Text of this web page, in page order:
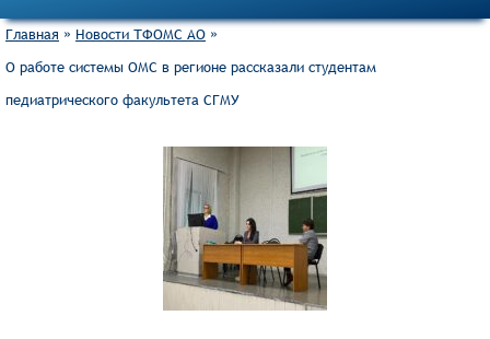
Главная » Новости ТФОМС АО »
О работе системы ОМС в регионе рассказали студентам
педиатрического факультета СГМУ